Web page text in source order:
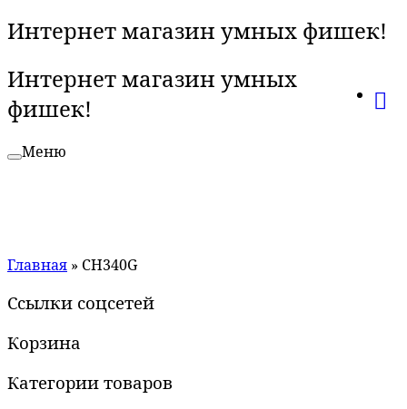
Интернет магазин умных фишек!
Интернет магазин умных
фишек!
Меню
Главная » CH340G
Ссылки соцсетей
Корзина
Категории товаров